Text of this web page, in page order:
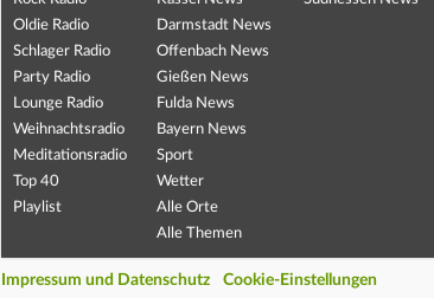
Oldie Radio
Schlager Radio
Party Radio
Lounge Radio
Weihnachtsradio
Meditationsradio
Top 40
Playlist
Darmstadt News
Offenbach News
Gießen News
Fulda News
Bayern News
Sport
Wetter
Alle Orte
Alle Themen
Impressum und Datenschutz Cookie-Einstellungen